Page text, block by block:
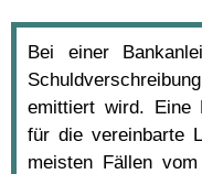
Bei einer
emittiert wird. Eine
für die vereinbarte
meisten Fällen